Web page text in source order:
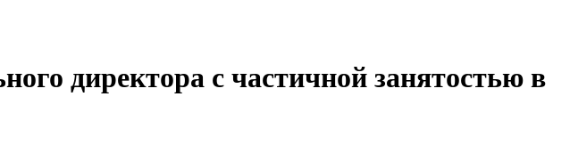
директора с частичной занятостью в